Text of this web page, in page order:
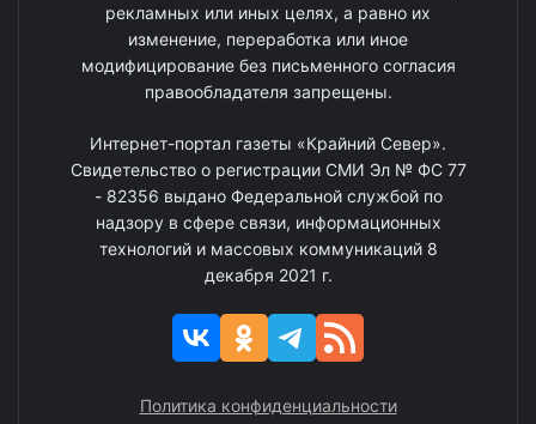
рекламных или иных целях, а равно их
изменение, переработка или иное
модифицирование без письменного согласия
правообладателя запрещены.
Интернет-портал газеты «Крайний Север».
Свидетельство о регистрации СМИ Эл № ФС 77
- 82356 выдано Федеральной службой по
надзору в сфере связи, информационных
технологий и массовых коммуникаций 8
декабря 2021 г.
Политика конфиденциальности